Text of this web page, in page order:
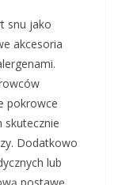
snu jako
akcesoria
pokrowce
skutecznie
Dodatkowo
lub